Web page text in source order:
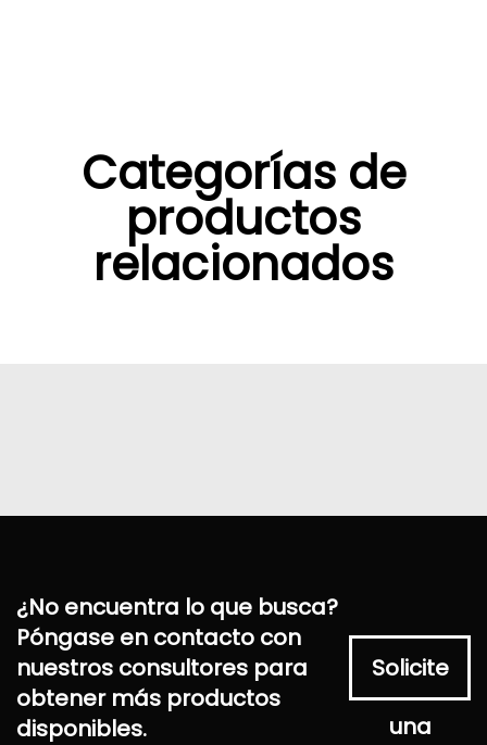
Categorías de
productos
relacionados
¿No encuentra lo que busca?
Póngase en contacto con
nuestros consultores para
obtener más productos
disponibles.
Solicite
una